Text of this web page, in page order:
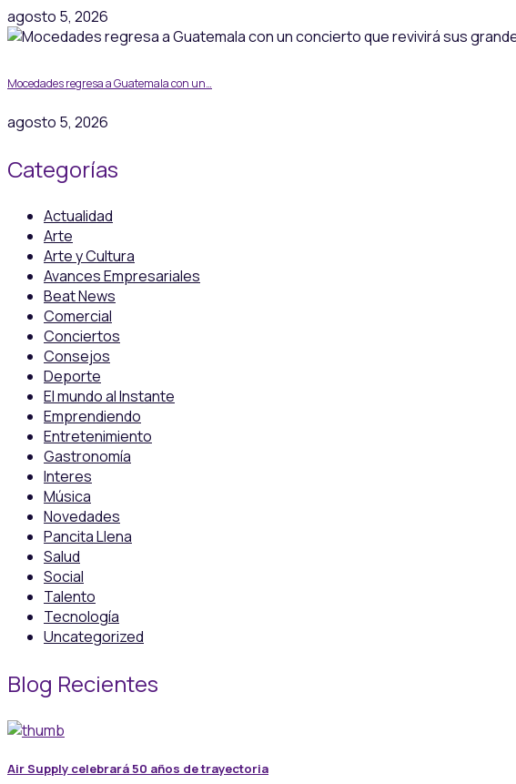
agosto 5, 2026
Mocedades regresa a Guatemala con un…
agosto 5, 2026
Categorías
Actualidad
Arte
Arte y Cultura
Avances Empresariales
Beat News
Comercial
Conciertos
Consejos
Deporte
El mundo al Instante
Emprendiendo
Entretenimiento
Gastronomía
Interes
Música
Novedades
Pancita Llena
Salud
Social
Talento
Tecnología
Uncategorized
Blog Recientes
Air Supply celebrará 50 años de trayectoria